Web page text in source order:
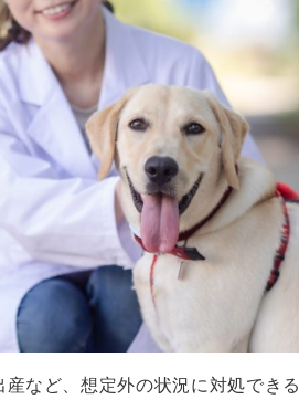
など、想定外の状況に対処でき